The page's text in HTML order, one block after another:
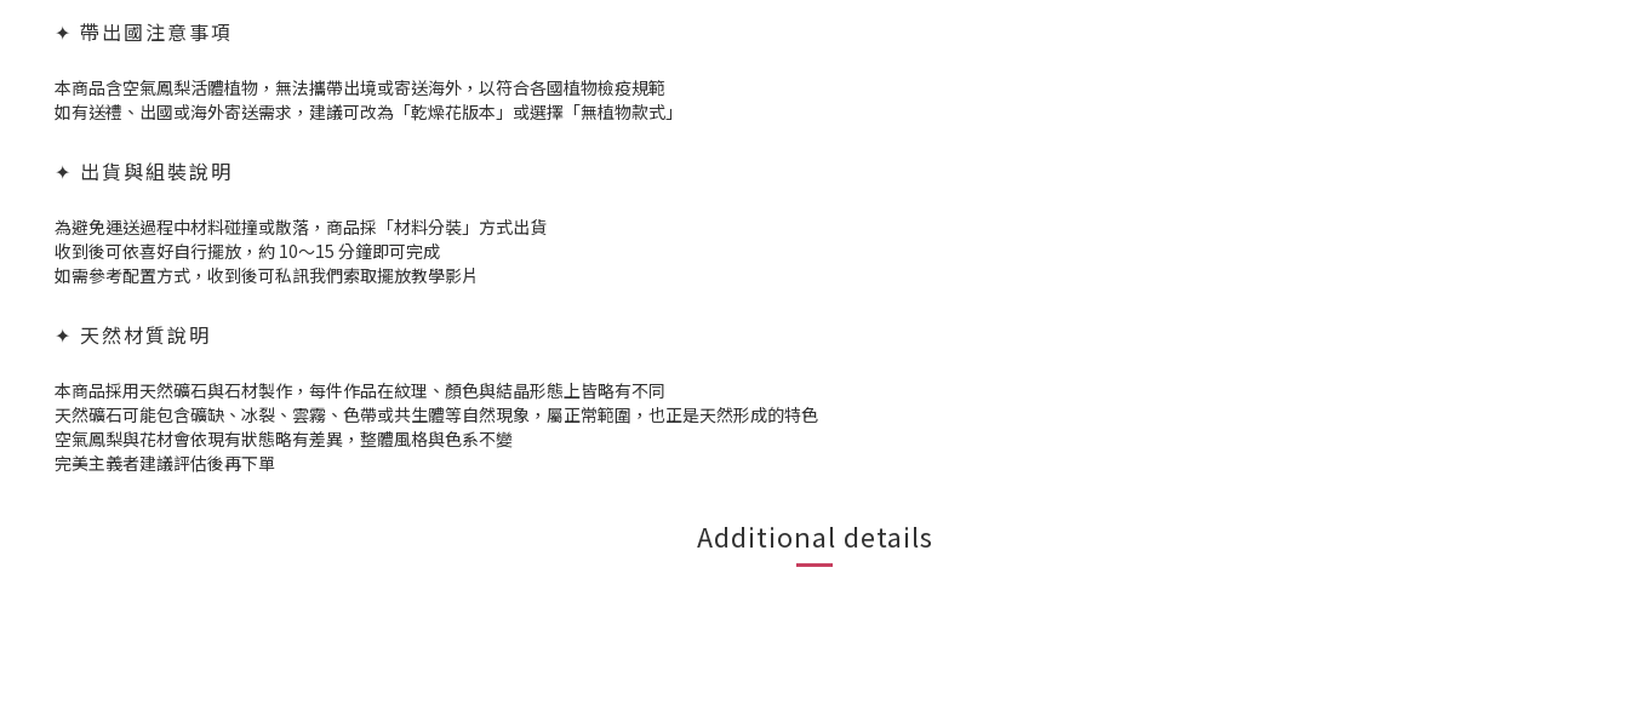
✦ 帶出國注意事項
本商品含空氣鳳梨活體植物，無法攜帶出境或寄送海外，以符合各國植物檢疫規範
如有送禮、出國或海外寄送需求，建議可改為「乾燥花版本」或選擇「無植物款式」
✦ 出貨與組裝說明
為避免運送過程中材料碰撞或散落，商品採「材料分裝」方式出貨
收到後可依喜好自行擺放，約 10～15 分鐘即可完成
如需參考配置方式，收到後可私訊我們索取擺放教學影片
✦ 天然材質說明
本商品採用天然礦石與石材製作，每件作品在紋理、顏色與結晶形態上皆略有不同
天然礦石可能包含礦缺、冰裂、雲霧、色帶或共生體等自然現象，屬正常範圍，也正是天然形成的特色
空氣鳳梨與花材會依現有狀態略有差異，整體風格與色系不變
完美主義者建議評估後再下單
Additional details